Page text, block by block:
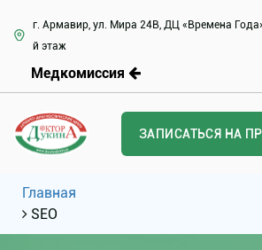
г. Армавир, ул. Мира 24В, ДЦ «Времена
й этаж
Медкомиссия
ЗАПИСАТЬСЯ НА
Главная
SEO